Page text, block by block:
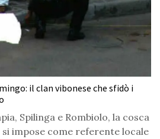
il clan vibonese che sfidò i
Spilinga e Rombiolo, la cosca
impose come referente locale